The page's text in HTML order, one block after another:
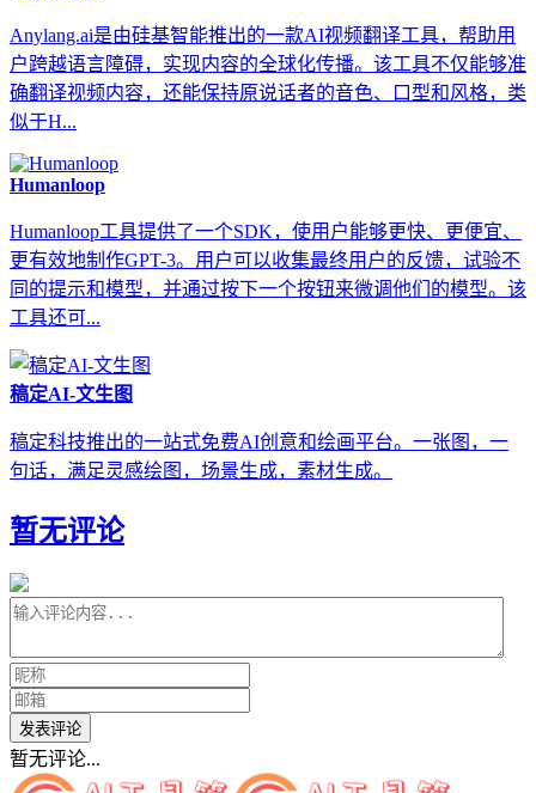
Anylang.ai是由硅基智能推出的一款AI视频翻译工具，帮助用
户跨越语言障碍，实现内容的全球化传播。该工具不仅能够准
确翻译视频内容，还能保持原说话者的音色、口型和风格，类
似于H...
Humanloop
Humanloop工具提供了一个SDK，使用户能够更快、更便宜、
更有效地制作GPT-3。用户可以收集最终用户的反馈，试验不
同的提示和模型，并通过按下一个按钮来微调他们的模型。该
工具还可...
稿定AI-文生图
稿定科技推出的一站式免费AI创意和绘画平台。一张图，一
句话，满足灵感绘图，场景生成，素材生成。
暂无评论
发表评论
暂无评论...